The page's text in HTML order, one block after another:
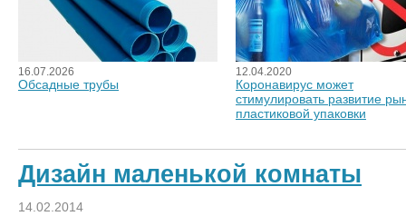
16.07.2026
Обсадные трубы
12.04.2020
Коронавирус может
стимулировать развитие
пластиковой упаковки
Дизайн маленькой комнаты
14.02.2014